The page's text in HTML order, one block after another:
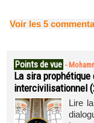
Voir les 5
Points de vue -
La sira prophétique
intercivilisationnel
Lire